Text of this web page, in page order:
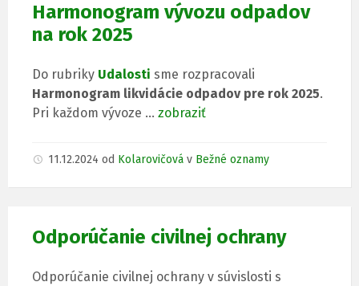
Harmonogram vývozu odpadov
na rok 2025
Do rubriky Udalosti sme rozpracovali
Harmonogram likvidácie odpadov pre rok 2025.
Pri každom vývoze … zobraziť
11.12.2024 od Kolarovičová v Bežné oznamy
Odporúčanie civilnej ochrany
Odporúčanie civilnej ochrany v súvislosti s